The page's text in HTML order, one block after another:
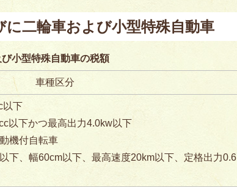
に二輪車および小型特殊自動車
小型特殊自動車の税額
車種区分
以下
以下かつ最高出力4.0kw以下
機付自転車
以下、幅60cm以下、最高速度20km以下、定格出力0.6